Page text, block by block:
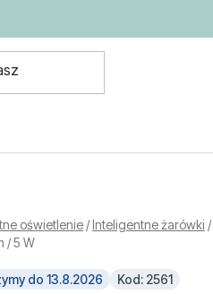
oświetlenie /Inteligentne żarówki /
/ 5 W
do 13.8.2026 Kod: 2561